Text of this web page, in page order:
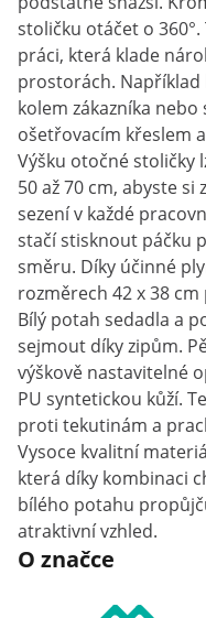
stoličku otáčet o
práci, která klade
prostorách. Například
kolem zákazníka
ošetřovacím křeslem
Výšku otočné stoličky
50 až 70 cm, abyste
sezení v každé
stačí stisknout páčku
směru. Díky účinné
rozměrech 42 x 38
Bílý potah sedadla a
sejmout díky zipům.
výškově nastavitelné
PU syntetickou kůží.
proti tekutinám a
Vysoce kvalitní
která díky kombinaci
bílého potahu
atraktivní vzhled.
O značce